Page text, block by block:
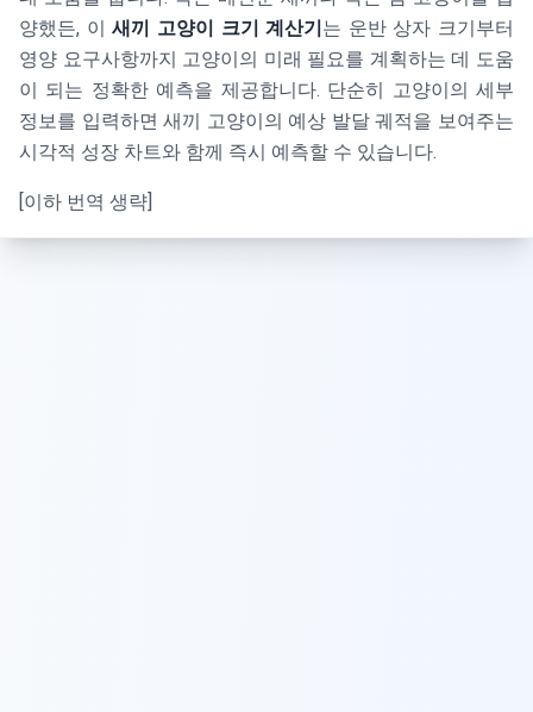
양했든, 이새끼 고양이 크기 계산기는 운반 상자 크기부터
영양 요구사항까지 고양이의 미래 필요를 계획하는 데 도움
이 되는 정확한 예측을 제공합니다. 단순히 고양이의 세부
정보를 입력하면 새끼 고양이의 예상 발달 궤적을 보여주는
시각적 성장 차트와 함께 즉시 예측할 수 있습니다.
[이하 번역 생략]